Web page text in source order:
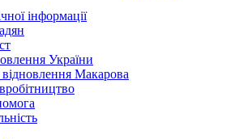
інформації
України
Макарова